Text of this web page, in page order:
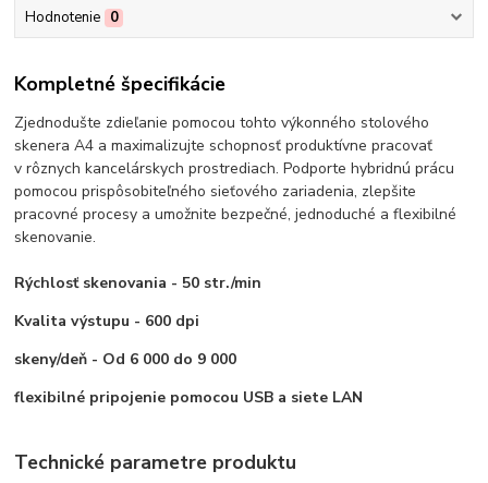
Hodnotenie 0
Kompletné špecifikácie
Zjednodušte zdieľanie pomocou tohto výkonného stolového
skenera A4 a maximalizujte schopnosť produktívne pracovať
v rôznych kancelárskych prostrediach. Podporte hybridnú prácu
pomocou prispôsobiteľného sieťového zariadenia, zlepšite
pracovné procesy a umožnite bezpečné, jednoduché a flexibilné
skenovanie.
Rýchlosť skenovania - 50 str./min
Kvalita výstupu - 600 dpi
skeny/deň - Od 6 000 do 9 000
flexibilné pripojenie pomocou USB a siete LAN
Technické parametre produktu